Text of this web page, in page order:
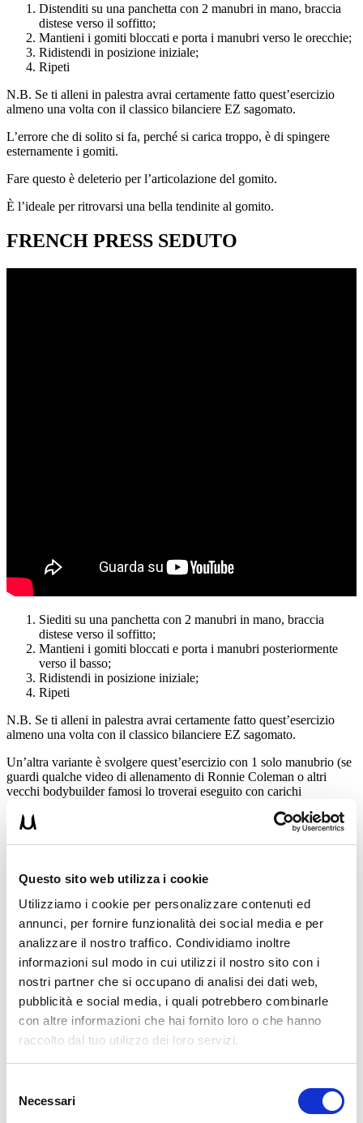
Questo sito web utilizza i cookie
Utilizziamo i cookie per personalizzare contenuti ed
annunci, per fornire funzionalità dei social media e per
analizzare il nostro traffico. Condividiamo inoltre
informazioni sul modo in cui utilizzi il nostro sito con i
nostri partner che si occupano di analisi dei dati web,
pubblicità e social media, i quali potrebbero combinarle
con altre informazioni che hai fornito loro o che hanno
raccolto dal tuo utilizzo dei loro servizi.
delNecessari
Distenditi su una panchetta con 2 manubri in mano, braccia
distese verso il soffitto;
Mantieni i gomiti bloccati e porta i manubri verso le orecchie;
Ridistendi in posizione iniziale;
Ripeti
N.B. Se ti alleni in palestra avrai certamente fatto quest’esercizio
almeno una volta con il classico bilanciere EZ sagomato.
L’errore che di solito si fa, perché si carica troppo, è di spingere
esternamente i gomiti.
Fare questo è deleterio per l’articolazione del gomito.
È l’ideale per ritrovarsi una bella tendinite al gomito.
FRENCH PRESS SEDUTO
Siediti su una panchetta con 2 manubri in mano, braccia
distese verso il soffitto;
Mantieni i gomiti bloccati e porta i manubri posteriormente
verso il basso;
Ridistendi in posizione iniziale;
Ripeti
N.B. Se ti alleni in palestra avrai certamente fatto quest’esercizio
almeno una volta con il classico bilanciere EZ sagomato.
Un’altra variante è svolgere quest’esercizio con 1 solo manubrio (se
guardi qualche video di allenamento di Ronnie Coleman o altri
vecchi bodybuilder famosi lo troverai eseguito con carichi
La variante a un singolo manubrio rende particolarmente facile
NON SEGUIRE i canoni dell’economia articolare (quindi aumenta
Per stimolare in gradi diversi il muscolo tricipite è utile anche variare
l’inclinazione della panchetta in un range compreso tra i 90° e i
180°.
L’errore che di solito si fa, perché si carica troppo, è di spingere
esternamente i gomiti.
Fare questo è deleterio per l’articolazione del gomito.
È l’ideale per ritrovarsi una bella tendinite al gomito.
Questi esercizi sopra visti sono molto comuni fatti anche ad un cavo.